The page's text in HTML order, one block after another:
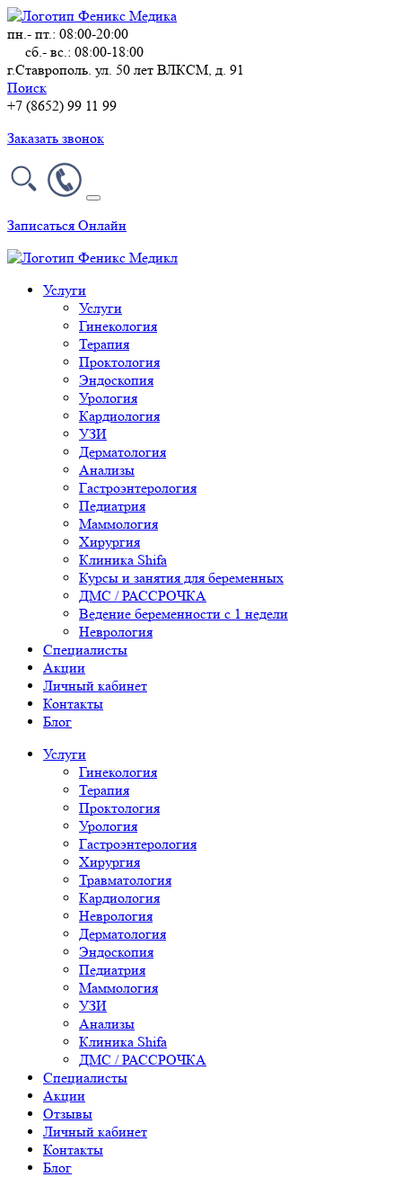
пн.- пт.: 08:00-20:00
сб.- вс.: 08:00-18:00
г.Ставрополь. ул. 50 лет ВЛКСМ, д. 91
Поиск
+7 (8652) 99 11 99
Заказать звонок
Записаться Онлайн
Услуги
Услуги
Гинекология
Терапия
Проктология
Эндоскопия
Урология
Кардиология
УЗИ
Дерматология
Анализы
Гастроэнтерология
Педиатрия
Маммология
Хирургия
Клиника Shifa
Курсы и занятия для беременных
ДМС / РАССРОЧКА
Ведение беременности с 1 недели
Неврология
Специалисты
Акции
Личный кабинет
Контакты
Блог
Услуги
Гинекология
Терапия
Проктология
Урология
Гастроэнтерология
Хирургия
Травматология
Кардиология
Неврология
Дерматология
Эндоскопия
Педиатрия
Маммология
УЗИ
Анализы
Клиника Shifa
ДМС / РАССРОЧКА
Специалисты
Акции
Отзывы
Личный кабинет
Контакты
Блог